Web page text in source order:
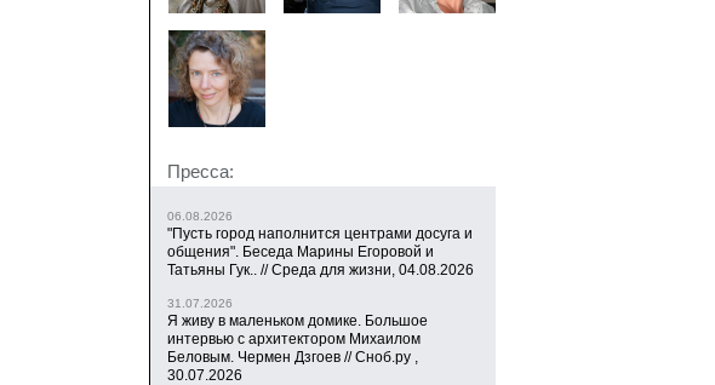
Пресса:
06.08.2026
"Пусть город наполнится центрами досуга и
общения". Беседа Марины Егоровой и
Татьяны Гук.. // Среда для жизни, 04.08.2026
31.07.2026
Я живу в маленьком домике. Большое
интервью с архитектором Михаилом
Беловым. Чермен Дзгоев // Сноб.ру ,
30.07.2026